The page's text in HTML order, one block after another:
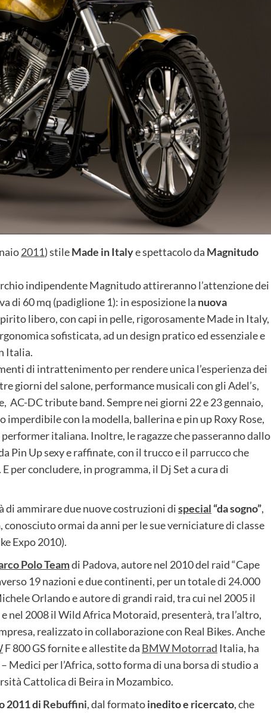
2011) stileMade in Italye spettacolo da Magnitudo
indipendente Magnitudo attireranno l’attenzione dei
di 60 mq (padiglione 1): in esposizione la nuova
libero, con capi in pelle, rigorosamente Made in Italy,
sofisticata, ad un design pratico ed essenziale e
Italia.
di intrattenimento per rendere unica l’esperienza dei
giorni del salone, performance musicali con gli Adel’s,
AC-DC tribute band. Sempre nei giorni 22 e 23 gennaio,
imperdibile con la modella, ballerina e pin up Roxy Rose,
italiana. Inoltre, le ragazze che passeranno dallo
Pin Up sexy e raffinate, con il trucco e il parrucco che
per concludere, in programma, il Dj Set a cura di
di ammirare due nuove costruzioni dispecial “da sogno”,
, conosciuto ormai da anni per le sue verniciature di classe
Expo 2010).
Polo Teamdi Padova, autore nel 2010 del raid “Cape
19 nazioni e due continenti, per un totale di 24.000
Orlando e autore di grandi raid, tra cui nel 2005 il
nel 2008 il Wild Africa Motoraid, presenterà, tra l’altro,
realizzato in collaborazione con Real Bikes. Anche
F 800 GS fornite e allestite da BMW Motorrad Italia, ha
Medici per l’Africa, sotto forma di una borsa di studio a
Cattolica di Beira in Mozambico.
2011 di Rebuffini, dal formatoinedito e ricercato, che